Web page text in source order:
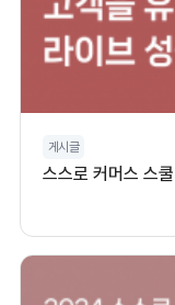
게시글
스스로 커머스 스